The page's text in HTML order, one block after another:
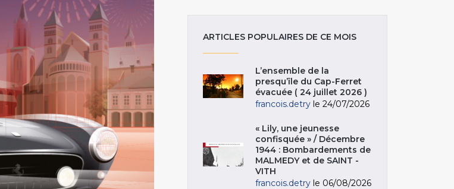
ARTICLES POPULAIRES DE CE MOIS
L’ensemble de la
presqu’île du Cap-Ferret
évacuée ( 24 juillet 2026 )
francois.detry le 24/07/2026
« Lily, une jeunesse
confisquée » / Décembre
1944 : Bombardements de
MALMEDY et de SAINT -
VITH
francois.detry le 06/08/2026